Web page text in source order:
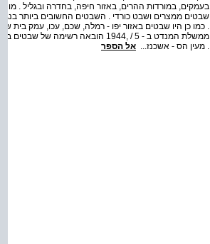
בעמקים, במורדות ההרים, באזור חיפה, בחדרה ובגליל .
שבטים ממצרים ושבט כורדי . השבטים החשובים ביותר
. כמו כן היו שבטים באזור יפו ‑ רמלה, שכם, עכו, עמק בית
ממשלת המנדט ב ‑ 5 / ,1944 הובאה
. מעין הס ‑ אשכנז... אל הספר